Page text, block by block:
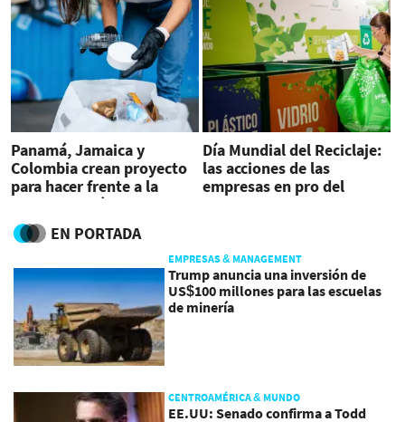
Panamá, Jamaica y
Colombia crean proyecto
para hacer frente a la
contaminación del
plástico
Día Mundial del Reciclaje:
las acciones de las
empresas en pro del
EN PORTADA
EMPRESAS & MANAGEMENT
Trump anuncia una inversión de
US$100 millones para las escuelas
de minería
CENTROAMÉRICA & MUNDO
EE.UU: Senado confirma a Todd